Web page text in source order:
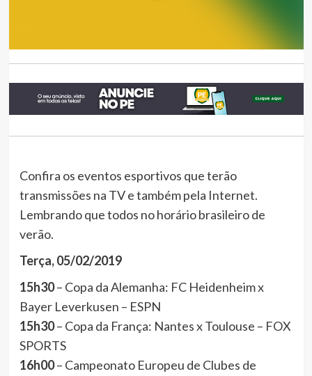
Confira os eventos esportivos que terão
transmissões na TV e também pela Internet.
Lembrando que todos no horário brasileiro de
verão.
Terça, 05/02/2019
15h30– Copa da Alemanha: FC Heidenheim x
Bayer Leverkusen – ESPN
15h30– Copa da França: Nantes x Toulouse – FOX
SPORTS
16h00– Campeonato Europeu de Clubes de